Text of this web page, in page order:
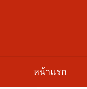
หน้าแรก